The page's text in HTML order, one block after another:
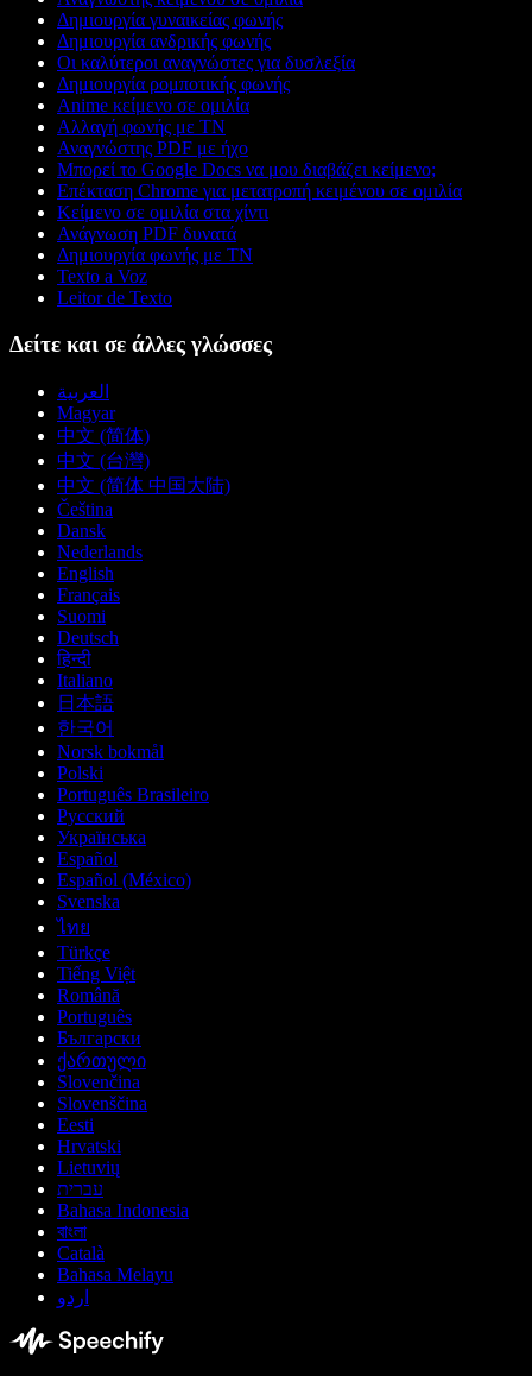
Δημιουργία γυναικείας φωνής
Δημιουργία ανδρικής φωνής
Οι καλύτεροι αναγνώστες για δυσλεξία
Δημιουργία ρομποτικής φωνής
Anime κείμενο σε ομιλία
Αλλαγή φωνής με ΤΝ
Αναγνώστης PDF με ήχο
Μπορεί το Google Docs να μου διαβάζει κείμενο;
Επέκταση Chrome για μετατροπή κειμένου σε ομιλία
Κείμενο σε ομιλία στα χίντι
Ανάγνωση PDF δυνατά
Δημιουργία φωνής με ΤΝ
Texto a Voz
Leitor de Texto
Δείτε και σε άλλες γλώσσες
العربية
Magyar
中文 (简体)
中文 (台灣)
中文 (简体 中国大陆)
Čeština
Dansk
Nederlands
English
Français
Suomi
Deutsch
हिन्दी
Italiano
日本語
한국어
Norsk bokmål
Polski
Português Brasileiro
Русский
Українська
Español
Español (México)
Svenska
ไทย
Türkçe
Tiếng Việt
Română
Português
Български
ქართული
Slovenčina
Slovenščina
Eesti
Hrvatski
Lietuvių
עברית
Bahasa Indonesia
বাংলা
Català
Bahasa Melayu
اردو